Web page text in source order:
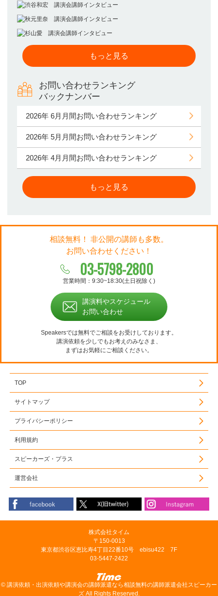
もっと見る
お問い合わせランキング
バックナンバー
2026年 6月月間お問い合わせランキング
2026年 5月月間お問い合わせランキング
2026年 4月月間お問い合わせランキング
もっと見る
相談無料！ 非公開の講師も多数。
お問い合わせください！
03-5798-2800
営業時間：9:30~18:30(土日祝除く)
講演料やスケジュール
お問い合わせ
Speakersでは無料でご相談をお受けしております。
講演依頼を少しでもお考えのみなさま、
まずはお気軽にご相談ください。
TOP
サイトマップ
プライバシーポリシー
利用規約
スピーカーズ・プラス
運営会社
株式会社タイム
〒150-0013
東京都渋谷区恵比寿4丁目22番10号 ebisu422 7F
03-5447-2422
© 講演依頼・出演依頼や講演会の講師派遣なら相談無料の講師派遣会社スピーカー
ズ All Rights Reserved.